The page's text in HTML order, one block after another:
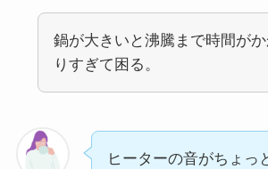
鍋が大きいと沸騰まで時間が
りすぎて困る。
ヒーターの音がちょっ